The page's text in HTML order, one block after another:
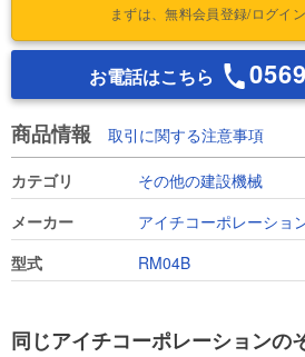
まずは、無料会員登録/ログイ
お電話はこちら
商品情報 取引に関する注意事項
カテゴリ
その他の建設機械
メーカー
アイチコーポレーショ
型式
RM04B
同じアイチコーポレーションの